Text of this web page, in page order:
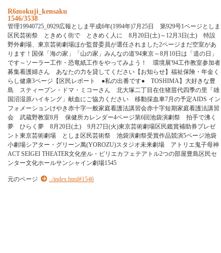
R6mokuji_kensaku
1546/3538
管理19940725_0929広報としま平成6年(1994年)7月25日 第929号1ページとしま
区民芸術祭 ときめく街で ときめく人に 8月20日(土)～12月3日(土) 特設
野外劇場、東京芸術劇場ほか監督委員が選任されました2ページまだ空室があ
ります！国保「海の家」「山の家」みんなの道'94東京～8月10日は「道の日」
です～ソーラー工作・恐竜紙工作をやってみよう！ 環境展'94工作教室参加者
募集看護婦さん あなたの力を貸してください【お知らせ】福祉保険・年金く
らし健康3ページ【区民レポート ●私の出番です● TOSHIMA】大好きな豊
島 スティーブン・ドマ・ミコーさん 北大塚二丁目在住猪苗代四季の里「雄
国沼湿原ハイキング」献血にご協力ください 移動採血車7月の予定AIDS イン
フォメーションけやき赤十字一般家庭看護法講習会赤十字短期家庭看護法講習
会 武蔵野教室8月 保健所カレンダー4ページ第6回池袋演劇祭 拍手で沸く
夢 ひらく夢 8月20日(土) 9月27日(火)東京芸術劇場区民鑑賞補助券プレゼ
ント東京芸術劇場 としま区民芸術祭 池袋演劇祭受賞作品競演5ページ池袋
小劇場シアター・グリーン萬(YOROZU)スタジオ未来劇場 アトリエ鬼子母神
ACT SEIGEI THEATER文化坐ル・ピリエカフェテアトル2つの部屋豊島区民セ
ンター文化ホールサンシャイン劇場1545
元のページ ../index.html#1546